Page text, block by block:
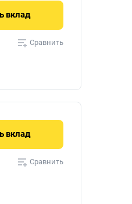
вклад
Сравнить
вклад
Сравнить